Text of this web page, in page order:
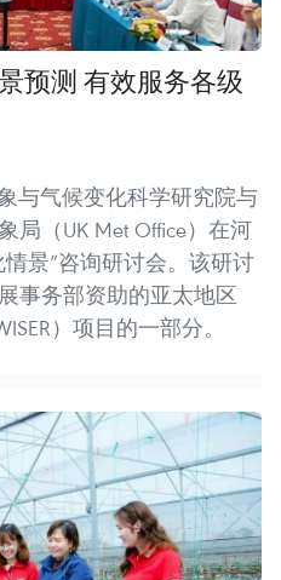
预测 有效服务各级
与气候变化科学研究院与
局（UK Met Office）在河
景”咨询研讨会。该研讨
事务部资助的亚太地区
）项目的一部分。